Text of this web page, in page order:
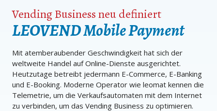
Vending Business neu definiert
LEOVEND Mobile Payment
Mit atemberaubender Geschwindigkeit hat sich der
weltweite Handel auf Online-Dienste ausgerichtet.
Heutzutage betreibt jedermann E-Commerce, E-Banking
und E-Booking. Moderne Operator wie leomat kennen die
Telemetrie, um die Verkaufsautomaten mit dem Internet
zu verbinden, um das Vending Business zu optimieren.